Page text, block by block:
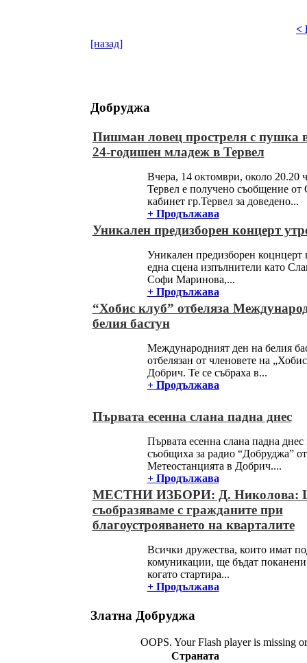
<
[назад]
Добруджа
Пишман ловец простреля с пушка
24-годишен младеж в Тервел
Вчера, 14 октомври, около 20.20
Тервел е получено съобщение
кабинет гр.Тервел за доведено...
+ Продължава
Уникален предизборен концерт
Уникален предизборен коцнцерт
една сцена изпълнители като
Софи Маринова,...
+ Продължава
“Хобис клуб” отбеляза
белия бастун
Международният ден на белия
отбелязан от членовете на
Добрич. Те се събраха в...
+ Продължава
Първата есенна слана падна днес
Първата есенна слана падна днес
съобщиха за радио “Добруджа” от
Метеостанцията в Добрич....
+ Продължава
МЕСТНИ ИЗБОРИ: Д. Николова:
съобразяваме с гражданите при
благоустрояването на кварталите
Всички дружества, които имат
комуникации, ще бъдат
когато стартира...
+ Продължава
Златна Добруджа
OOPS. Your Flash player is missing
Страната